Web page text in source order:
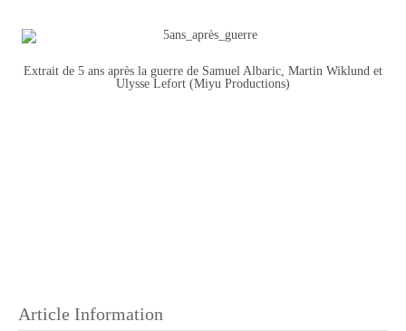
Extrait de 5 ans après la guerre de Samuel Albaric, Martin Wiklund et
Ulysse Lefort (Miyu Productions)
Article Information